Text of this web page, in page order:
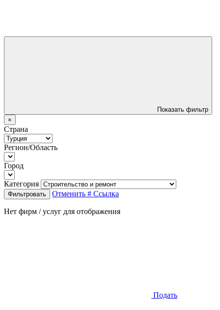
Показать фильтр
×
Страна
Регион/Область
Город
Категория
Фильтровать Отменить # Ссылка
Нет фирм / услуг для отображения
Подать